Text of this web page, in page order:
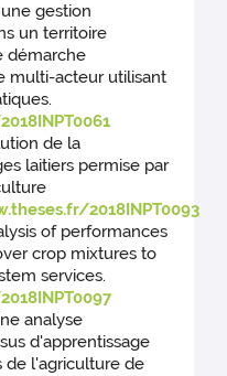
gestion
un territoire
démarche
multi-acteur utilisant
de la
laitiers permise par
2018INPT0093
of performances
crop mixtures to
services.
analyse
d'apprentissage
de l'agriculture de